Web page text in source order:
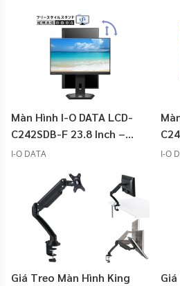
Màn Hình I-O DATA LCD-
C242SDB-F 23.8 Inch –
Chân Đế Linh Hoạt, Xoay
I-O DATA I-O
Giá Treo Màn Hình King